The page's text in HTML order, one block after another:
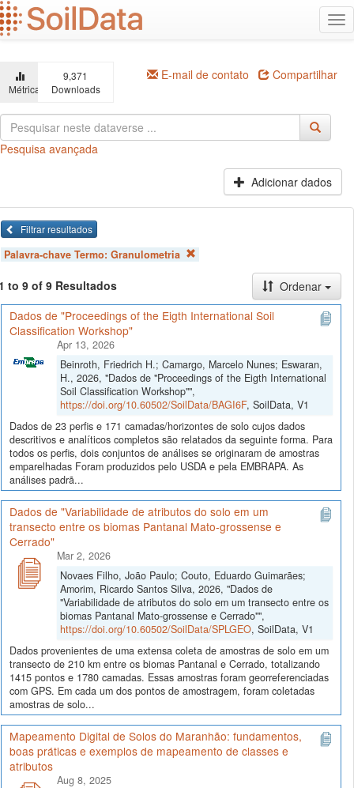
Ir
para
o
principal
Métricas
9,371
Downloads
E-mail de contato Compartilhar
Pesquisa avançada
Adicionar dados
Filtrar resultados
Palavra-chave Termo: Granulometria
to 9 of 9 Resultados
Ordenar
Dados de "Proceedings of the Eigth International Soil
Classification Workshop"
Apr 13, 2026
Beinroth, Friedrich H.; Camargo, Marcelo Nunes; Eswaran,
H., 2026, "Dados de "Proceedings of the Eigth International
Soil Classification Workshop"",
https://doi.org/10.60502/SoilData/BAGI6F, SoilData, V1
Dados de 23 perfis e 171 camadas/horizontes de solo cujos dados
descritivos e analíticos completos são relatados da seguinte forma. Para
todos os perfis, dois conjuntos de análises se originaram de amostras
emparelhadas Foram produzidos pelo USDA e pela EMBRAPA. As
análises padrã...
Dados de "Variabilidade de atributos do solo em um
transecto entre os biomas Pantanal Mato-grossense e
Cerrado"
Mar 2, 2026
Novaes Filho, João Paulo; Couto, Eduardo Guimarães;
Amorim, Ricardo Santos Silva, 2026, "Dados de
"Variabilidade de atributos do solo em um transecto entre os
biomas Pantanal Mato-grossense e Cerrado"",
https://doi.org/10.60502/SoilData/SPLGEO, SoilData, V1
Dados provenientes de uma extensa coleta de amostras de solo em um
transecto de 210 km entre os biomas Pantanal e Cerrado, totalizando
1415 pontos e 1780 camadas. Essas amostras foram georreferenciadas
com GPS. Em cada um dos pontos de amostragem, foram coletadas
amostras de solo...
Mapeamento Digital de Solos do Maranhão: fundamentos,
boas práticas e exemplos de mapeamento de classes e
atributos
Aug 8, 2025